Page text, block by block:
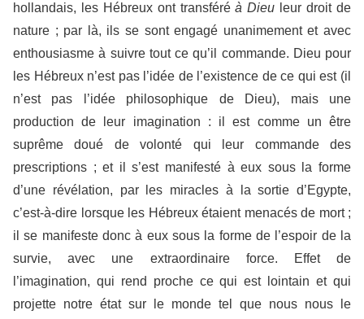
hollandais, les Hébreux ont transféréà Dieu leur droit de
nature ; par là, ils se sont engagé unanimement et avec
enthousiasme à suivre tout ce qu’il commande. Dieu pour
les Hébreux n’est pas l’idée de l’existence de ce qui est (il
n’est pas l’idée philosophique de Dieu), mais une
production de leur imagination : il est comme un être
suprême doué de volonté qui leur commande des
prescriptions ; et il s’est manifesté à eux sous la forme
d’une révélation, par les miracles à la sortie d’Egypte,
c’est-à-dire lorsque les Hébreux étaient menacés de mort ;
il se manifeste donc à eux sous la forme de l’espoir de la
survie, avec une extraordinaire force. Effet de
l’imagination, qui rend proche ce qui est lointain et qui
projette notre état sur le monde tel que nous nous le